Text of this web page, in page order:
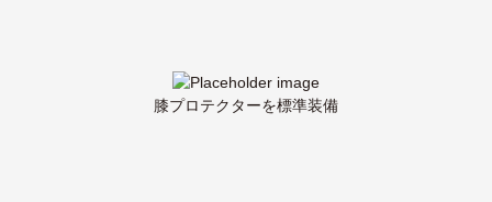
膝プロテクターを標準装備